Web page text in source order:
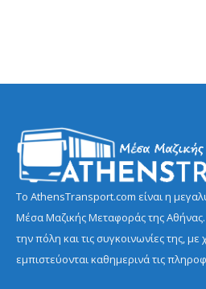
Το AthensTransport.com είναι η
Μέσα Μαζικής Μεταφοράς της
την πόλη και τις συγκοινωνίες της,
εμπιστεύονται καθημερινά τις